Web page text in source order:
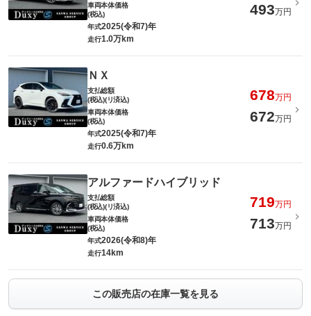
車両本体価格
(税込)
493万円
年式2025(令和7)年
走行1.0万km
ＮＸ
支払総額
(税込)(リ済込)
678万円
車両本体価格
(税込)
672万円
年式2025(令和7)年
走行0.6万km
アルファードハイブリッド
支払総額
(税込)(リ済込)
719万円
車両本体価格
(税込)
713万円
年式2026(令和8)年
走行14km
この販売店の在庫一覧を見る